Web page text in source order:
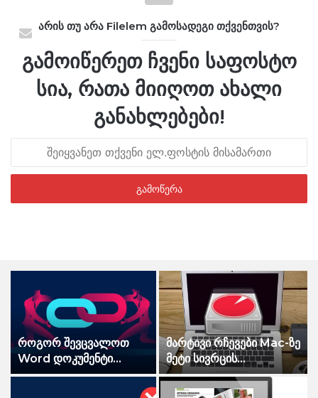
არის თუ არა Filelem გამოსადეგი თქვენთვის?
გამოიწერეთ ჩვენი საფოსტო
სია, რათა მიიღოთ ახალი
განახლებები!
როგორ შევცვალოთ
Word დოკუმენტი
მხოლოდ
მარტივი რჩევები Mac-ზე
მეტი სივრცის
გასათავისუფლებლად